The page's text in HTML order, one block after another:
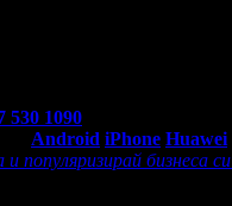
530 1090
Android iPhone Huawei
популяризирай бизнеса си